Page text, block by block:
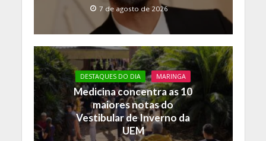
7 de agosto de 2026
DESTAQUES DO DIA MARINGA
Medicina concentra as 10
maiores notas do
Vestibular de Inverno da
UEM